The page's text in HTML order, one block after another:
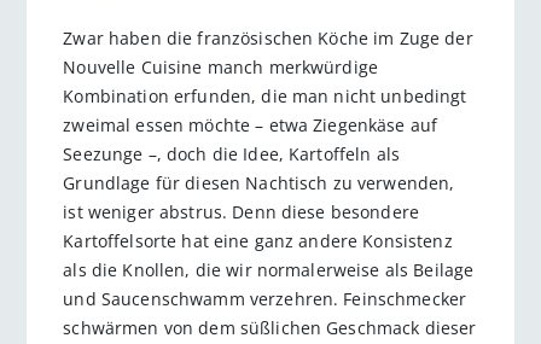
Zwar haben die französischen Köche im Zuge der
Nouvelle Cuisine manch merkwürdige
Kombination erfunden, die man nicht unbedingt
zweimal essen möchte – etwa Ziegenkäse auf
Seezunge –, doch die Idee, Kartoffeln als
Grundlage für diesen Nachtisch zu verwenden,
ist weniger abstrus. Denn diese besondere
Kartoffelsorte hat eine ganz andere Konsistenz
als die Knollen, die wir normalerweise als Beilage
und Saucenschwamm verzehren. Feinschmecker
schwärmen von dem süßlichen Geschmack dieser